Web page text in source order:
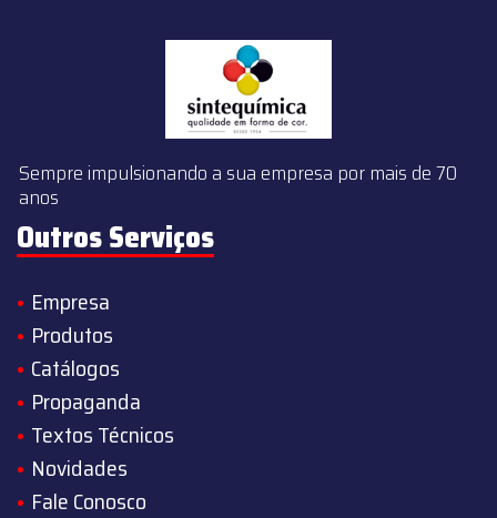
Sempre impulsionando a sua empresa por mais de 70
anos
Outros Serviços
Empresa
Produtos
Catálogos
Propaganda
Textos Técnicos
Novidades
Fale Conosco